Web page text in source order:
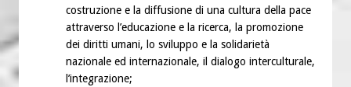
costruzione e la diffusione di una cultura della pace
attraverso l’educazione e la ricerca, la promozione
dei diritti umani, lo sviluppo e la solidarietà
nazionale ed internazionale, il dialogo interculturale,
l’integrazione;